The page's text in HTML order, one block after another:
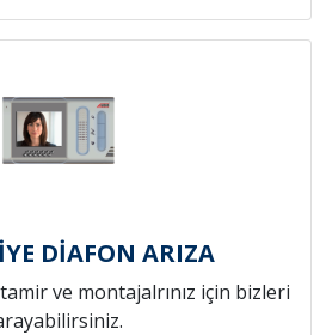
DİAFON ARIZA
ve montajalrınız için bizleri